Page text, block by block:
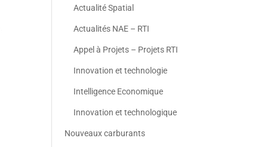
Actualité Spatial
Actualités NAE – RTI
Appel à Projets – Projets RTI
Innovation et technologie
Intelligence Economique
Innovation et technologique
Nouveaux carburants